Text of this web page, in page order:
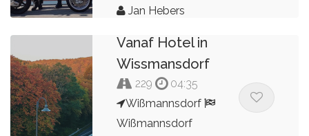
Jan Hebers
Vanaf Hotel in
Wissmansdorf
229
04:35
Wißmannsdorf
Wißmannsdorf